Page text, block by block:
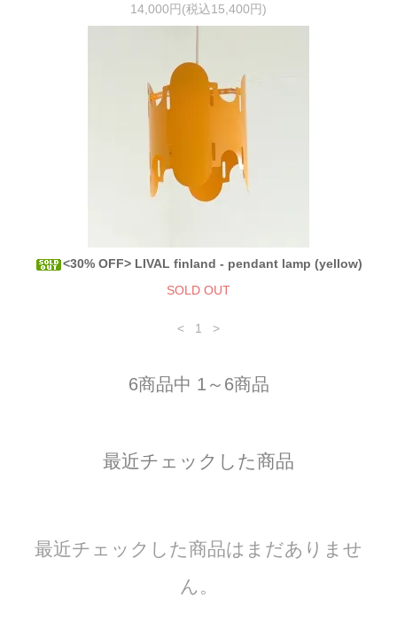
14,000円(税込15,400円)
<30% OFF> LIVAL finland - pendant lamp (yellow)
SOLD OUT
< 1 >
6商品中 1～6商品
最近チェックした商品
最近チェックした商品はまだありませ
ん。